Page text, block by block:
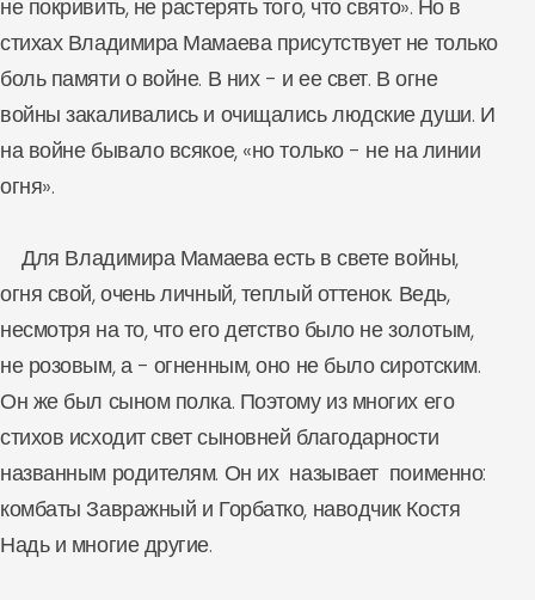
не покривить, не растерять того, что свято». Но в
стихах Владимира Мамаева присутствует не только
боль памяти о войне. В них - и ее свет. В огне
войны закаливались и очищались людские души. И
на войне бывало всякое, «но только - не на линии
огня».
Для Владимира Мамаева есть в свете войны,
огня свой, очень личный, теплый оттенок. Ведь,
несмотря на то, что его детство было не золотым,
не розовым, а - огненным, оно не было сиротским.
Он же был сыном полка. Поэтому из многих его
стихов исходит свет сыновней благодарности
названным родителям. Он их называет поименно:
комбаты Завражный и Горбатко, наводчик Костя
Надь и многие другие.